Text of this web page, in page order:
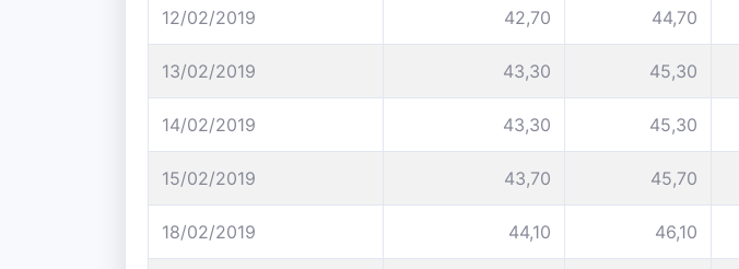
12/02/2019 42,70 44,70
13/02/2019 43,30 45,30
14/02/2019 43,30 45,30
15/02/2019 43,70 45,70
18/02/2019 44,10 46,10